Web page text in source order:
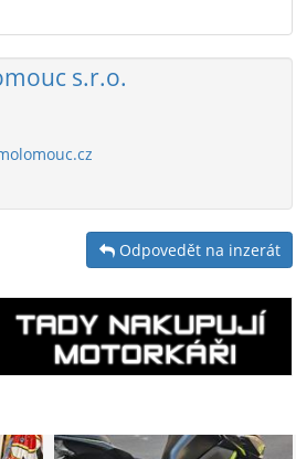
s.r.o.
Odpovedět na inzerát